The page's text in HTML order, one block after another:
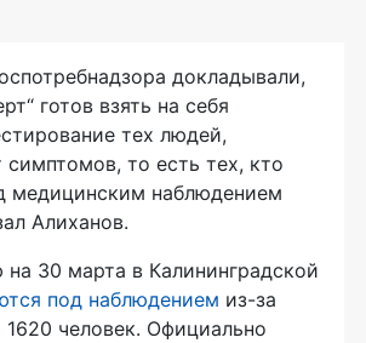
докладывали,
готов взять на себя
тех людей,
симптомов, то есть тех, кто
медицинским наблюдением
Алиханов.
30 марта в Калининградской
под наблюдением из-за
1620 человек. Официально